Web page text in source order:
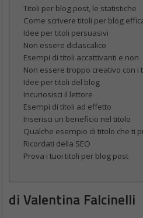
Titoli per blog post, le statistiche
Come scrivere titoli per blog
Idee per titoli persuasivi
Non essere didascalico
Esempi di titoli accattivanti e non
Non essere troppo creativo con i
Idee per titoli del blog
Incuriosisci il lettore
Esempi di titoli ad effetto
Inserisci un beneficio nel titolo
Qualche esempio di titolo che ti
Ricordati della SEO
Prova i tuoi titoli per blog post
di Valentina Falcinelli